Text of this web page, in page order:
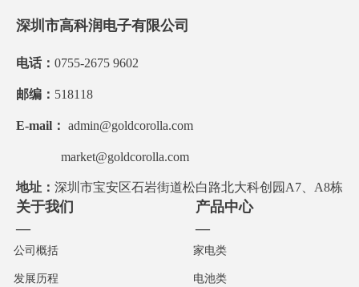
深圳市高科润电子有限公司
电话： 0755-2675 9602
邮编： 518118
E-mail： admin@goldcorolla.com
market@goldcorolla.com
地址： 深圳市宝安区石岩街道松白路北大科创园A7、A8栋
关于我们
—
公司概括
发展历程
产品中心
—
家电类
电池类